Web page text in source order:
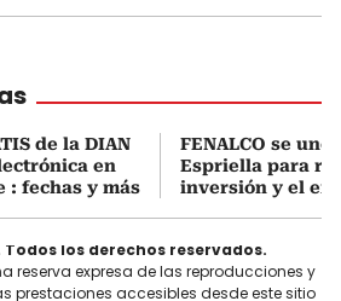
de la DIAN
en
: fechas y más
FENALCO se une
Espriella para
inversión y el
Todos los derechos reservados.
reserva expresa de las reproducciones y
prestaciones accesibles desde este sitio